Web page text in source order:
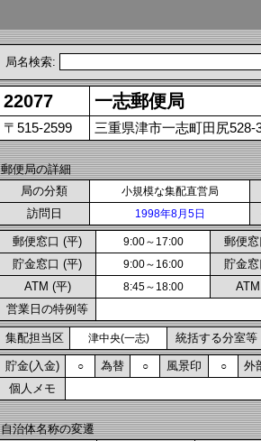
局名検索:
22077 一志郵便局
〒515-2599 三重県津市一志町田尻528-
郵便局の詳細
局の分類
小規模な集配直営局
訪問日 1998年8月5日
郵便窓口 (平) 9:00～17:00 郵便
貯金窓口 (平) 9:00～16:00 貯金
ATM (平) 8:45～18:00
営業日の特例等
集配担当区 津中央(一志) 統括する分室等
貯金(入金) ○ 為替 ○ 風景印 ○ 外
個人メモ
自治体名称の変遷